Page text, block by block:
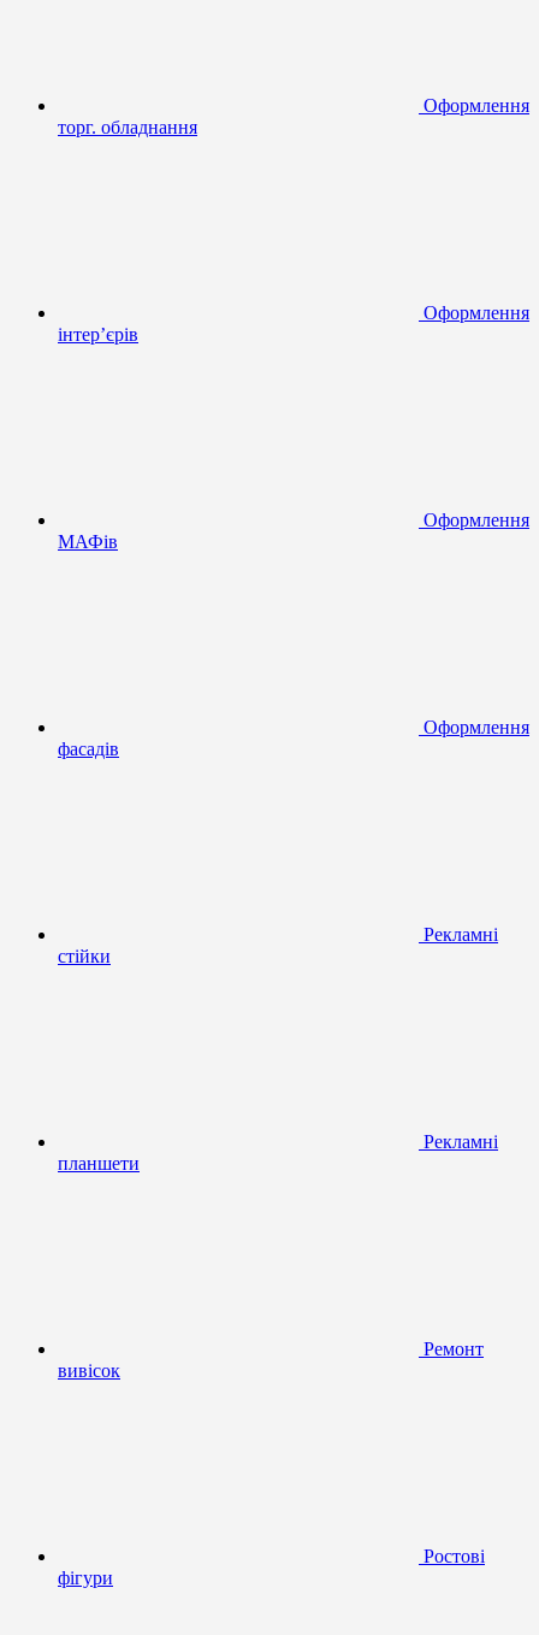
Оформлення
торг. обладнання
Оформлення
інтер’єрів
Оформлення
МАФів
Оформлення
фасадів
Рекламні
стійки
Рекламні
планшети
Ремонт
вивісок
Ростові
фігури